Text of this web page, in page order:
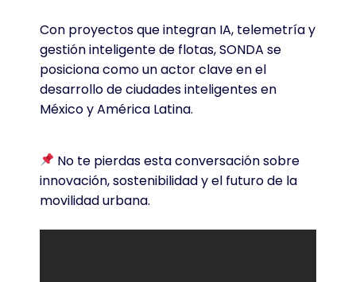
Con proyectos que integran IA, telemetría y
gestión inteligente de flotas, SONDA se
posiciona como un actor clave en el
desarrollo de ciudades inteligentes en
México y América Latina.
No te pierdas esta conversación sobre
innovación, sostenibilidad y el futuro de la
movilidad urbana.